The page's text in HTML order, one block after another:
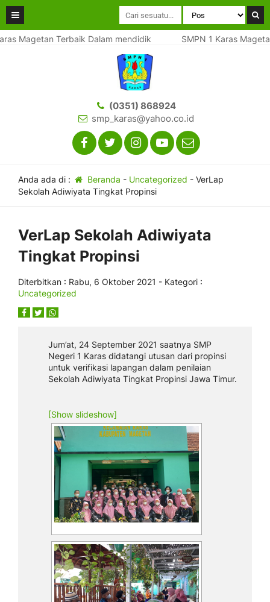
Terbaik Dalam mendidik SMPN 1 Karas Magetan
(0351) 868924
smp_karas@yahoo.co.id
Anda ada di : Beranda - Uncategorized - VerLap
Sekolah Adiwiyata Tingkat Propinsi
VerLap Sekolah Adiwiyata
Tingkat Propinsi
Diterbitkan : Rabu, 6 Oktober 2021 - Kategori :
Uncategorized
Jum’at, 24 September 2021 saatnya SMP
Negeri 1 Karas didatangi utusan dari propinsi
untuk verifikasi lapangan dalam penilaian
Sekolah Adiwiyata Tingkat Propinsi Jawa Timur.
[Show slideshow]